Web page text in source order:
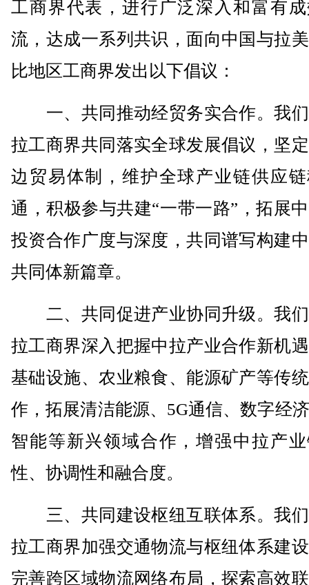
工商界代表，进行广泛深入和富有
流，达成一系列共识，面向中国与拉
比地区工商界发出以下倡议：
一、共同推动经贸务实合作。我
拉工商界共同落实全球发展倡议，坚
边贸易体制，维护全球产业链供应
通，积极参与共建“一带一路”，拓展
投资合作广度与深度，共同谱写构建
共同体新篇章。
二、共同促进产业协同升级。我
拉工商界深入把握中拉产业合作新机
基础设施、农业粮食、能源矿产等传
作，拓展清洁能源、5G通信、数字经
智能等新兴领域合作，增强中拉产
性、协调性和融合度。
三、共同建设枢纽互联体系。我
拉工商界加强交通物流与枢纽体系建
完善跨区域物流网络布局，探索高效